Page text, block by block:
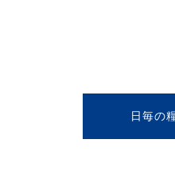
日毎の